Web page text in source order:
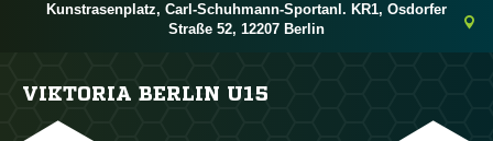
Kunstrasenplatz, Carl-Schuhmann-Sportanl. KR1, Osdorfer
Straße 52, 12207 Berlin
VIKTORIA BERLIN U15